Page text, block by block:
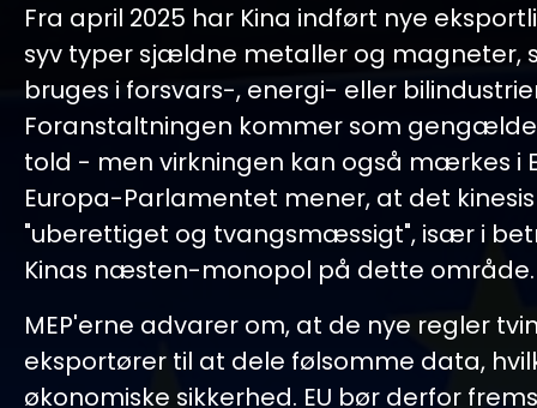
Fra april 2025 har Kina indført nye
syv typer sjældne metaller og magneter,
bruges i forsvars-, energi- eller
Foranstaltningen kommer som
told - men virkningen kan også mærkes i
Europa-Parlamentet mener, at det
"uberettiget og tvangsmæssigt", især i
Kinas næsten-monopol på dette område.
MEP'erne advarer om, at de nye regler
eksportører til at dele følsomme data,
økonomiske sikkerhed. EU bør derfor